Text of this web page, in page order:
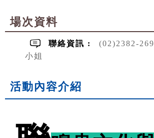
場次資料
聯絡資訊 :
(02)2382-
小姐
活動內容介紹